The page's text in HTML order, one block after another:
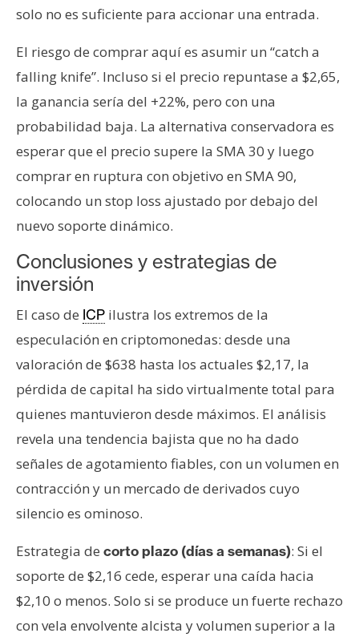
solo no es suficiente para accionar una entrada.
El riesgo de comprar aquí es asumir un “catch a
falling knife”. Incluso si el precio repuntase a $2,65,
la ganancia sería del +22%, pero con una
probabilidad baja. La alternativa conservadora es
esperar que el precio supere la SMA 30 y luego
comprar en ruptura con objetivo en SMA 90,
colocando un stop loss ajustado por debajo del
nuevo soporte dinámico.
Conclusiones y estrategias de
inversión
El caso de ICP ilustra los extremos de la
especulación en criptomonedas: desde una
valoración de $638 hasta los actuales $2,17, la
pérdida de capital ha sido virtualmente total para
quienes mantuvieron desde máximos. El análisis
revela una tendencia bajista que no ha dado
señales de agotamiento fiables, con un volumen en
contracción y un mercado de derivados cuyo
silencio es ominoso.
Estrategia de corto plazo (días a semanas): Si el
soporte de $2,16 cede, esperar una caída hacia
$2,10 o menos. Solo si se produce un fuerte rechazo
con vela envolvente alcista y volumen superior a la